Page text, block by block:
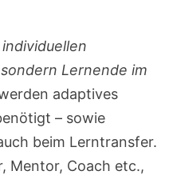
individuellen
Lernende im
adaptives
– sowie
beim Lerntransfer.
Mentor, Coach etc.,